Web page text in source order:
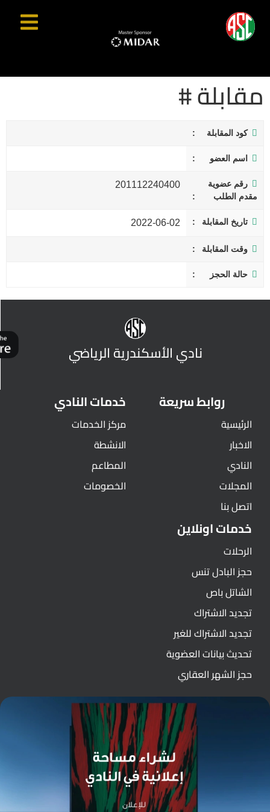
مقابلة #
كود المقابلة
اسم العضو
رقم عضوية
مقدم الطلب
201112240400
تاريخ المقابلة 2022-06-02
وقت المقابلة
حالة الحجز
نادي الأسكندرية الرياضي
روابط سريعة
الرئيسية
الاخبار
النادي
المجلات
اتصل بنا
خدمات النادي
مركز الخدمات
الانشطة
المطاعم
الخصومات
خدمات اونلاين
الرحلات
حجز البادل تنس
الشاتل باص
تجديد الاشتراك
تجديد الاشتراك للغير
تحديث بيانات العضوية
حجز الشهر العقاري